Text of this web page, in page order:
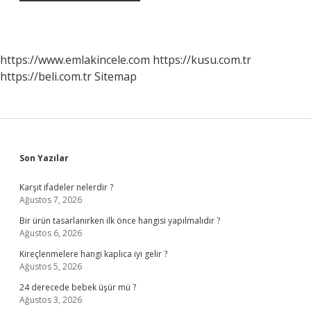
https://www.emlakincele.com https://kusu.com.tr
https://beli.com.trSitemap
Sidebar
Son Yazılar
Karşıt ifadeler nelerdir ?
Ağustos 7, 2026
Bir ürün tasarlanırken ilk önce hangisi yapılmalıdır ?
Ağustos 6, 2026
Kireçlenmelere hangi kaplıca iyi gelir ?
Ağustos 5, 2026
24 derecede bebek üşür mü ?
Ağustos 3, 2026